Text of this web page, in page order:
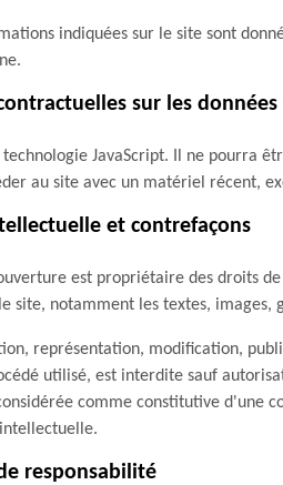
indiquées sur le site sont
sur les
JavaScript. Il ne pourra
au site avec un matériel récent,
et contrefaçons
est propriétaire des droits
site, notamment les textes, images,
représentation, modification,
utilisé, est interdite sauf
comme constitutive d'une
responsabilité